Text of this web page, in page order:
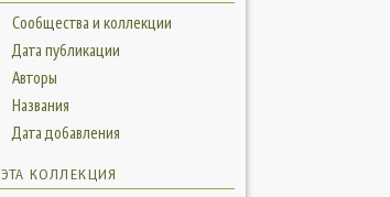
Сообщества и коллекции
Дата публикации
Авторы
Названия
Дата добавления
ЭТА КОЛЛЕКЦИЯ